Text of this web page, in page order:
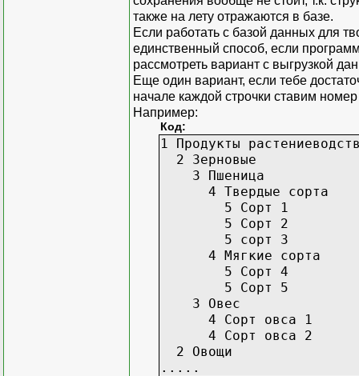
также на лету отражаются в базе.
Если работать с базой данных для
единственный способ, если
рассмотреть вариант с выгрузкой
Еще один вариант, если тебе
начале каждой строчки ставим
Например:
Код:
1 Продукты
2 Зерновые
3 Пшеница
4 Твердые сорта
5 Сорт 1
5 Сорт 2
5 сорт 3
4 Мягкие сорта
5 Сорт 4
5 Сорт 5
3 Овес
4 Сорт овса 1
4 Сорт овса 2
2 Овощи
.....